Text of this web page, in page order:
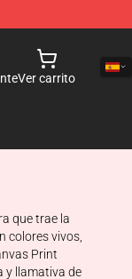
Ver carrito
que trae la
colores vivos,
Print
y llamativa de